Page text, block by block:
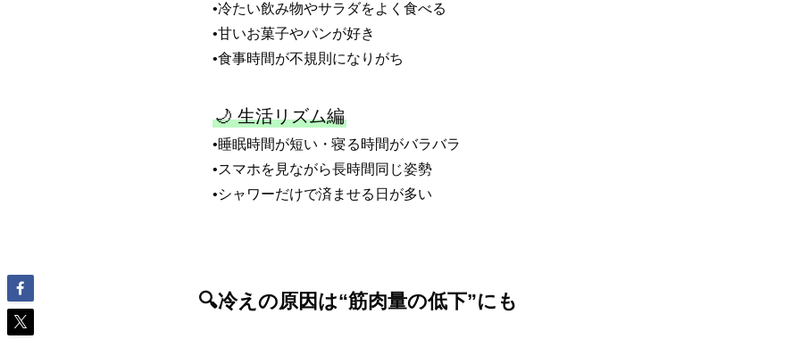
•冷たい飲み物やサラダをよく食べる
•甘いお菓子やパンが好き
•食事時間が不規則になりがち
🌙 生活リズム編
•睡眠時間が短い・寝る時間がバラバラ
•スマホを見ながら長時間同じ姿勢
•シャワーだけで済ませる日が多い
🔍冷えの原因は“筋肉量の低下”にも